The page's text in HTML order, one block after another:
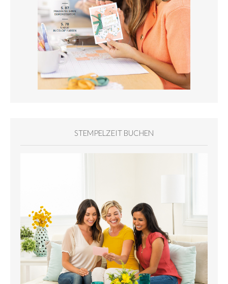
STEMPELZEIT BUCHEN